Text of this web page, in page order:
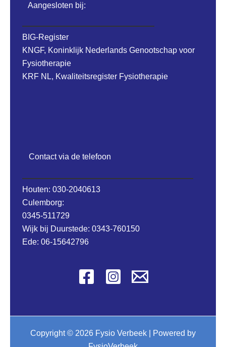
Aangesloten bij:
BIG-Register
KNGF, Koninklijk Nederlands Genootschap voor
Fysiotherapie
KRF NL, Kwaliteitsregister Fysiotherapie
Contact via de telefoon
Houten: 030-2040613
Culemborg:
0345-511729
Wijk bij Duurstede: 0343-760150
Ede: 06-15642796
Copyright © 2026 Fysio Verbeek | Powered by